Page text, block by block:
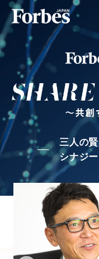
三人の
シナジ